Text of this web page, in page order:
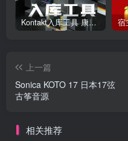
Kontakt入库工具 康泰克入库教程
上一篇
Sonica KOTO 17 日本17弦
古筝音源
相关推荐